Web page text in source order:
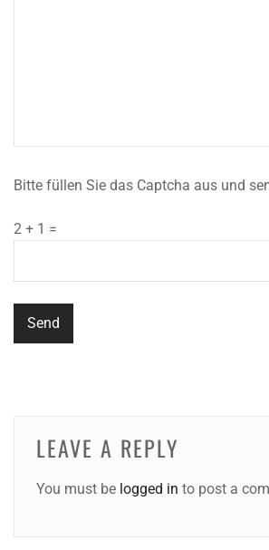
Bitte füllen Sie das Captcha aus und
2 + 1 =
LEAVE A REPLY
You must be logged in to post a